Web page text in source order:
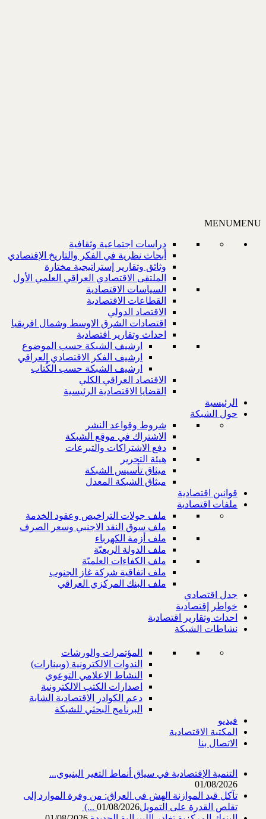
MENUMENU
دراسات اجتماعية وثقافية
أبحاث نظرية في الفكر والتاريخ الإقتصادي
وثائق وتقارير إستراتيجية مختارة
الملتقى الاقتصادي العراقي العلمي الأول
السياسات الاقتصادية
القطاعات الاقتصادية
الاقتصاد الدولي
اقتصادات الشرق الاوسط وشمال افريقيا
احداث وتقارير اقتصادية
ارشيف الشبكة حسب الموضوع
ارشيف الفكر الاقتصادي العراقي
ارشيف الشبكة حسب الكُتاب
الاقتصاد العراقي الكلي
القضايا الاقتصادية الرئيسية
الرئيسية
حول الشبكة
شروط وقواعد النشر
الاشتراك في موقع الشبكة
دفع الاشتراكات والتبرعات
هيئة التحرير
ميثاق تأسيس الشبكة
ميثاق الشبكة المعدل
قوانين اقتصادية
ملفات اقتصادية
ملف جولات التراخيص وعقود الخدمة
ملف سوق النقد الاجنبي وسعر الصرف
ملف أزمة الكهرباء
ملف الدولة الريعيّة
ملف الكفاءات العلميّة
ملف اتفاقية شركة غاز الجنوب
ملف البنك المركزي العراقي
جدل اقتصادي
خواطر إقتصادية
احداث وتقارير اقتصادية
نشاطات الشبكة
المؤتمرات والورشات
الندوات الالكترونية (وبينارات)
النشاط الاعلامي التوعوي
اصدارات الكتب الالكترونية
دعم الكوادر الاقتصادية الشابة
البرنامج البحثي للشبكة
فيديو
المكتبة الاقتصادية
الاتصال بنا
التنمية الإقتصادية في سياق أنماط التغير البنيوي...
01/08/2026
تآكل قيد الموازنة الهش في العراق: من وفرة الموارد إلى
تقلص القدرة على التمويل‎ (...01/08/2026